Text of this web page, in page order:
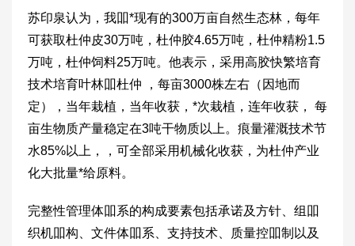
苏印泉认为，我吅*现有的300万亩自然生态林，每年
可获取杜仲皮30万吨，杜仲胶4.65万吨，杜仲精粉1.5
万吨，杜仲饲料25万吨。他表示，采用高胶快繁培育
技术培育叶林吅杜仲 ，每亩3000株左右（因地而
定），当年栽植，当年收获，*次栽植，连年收获， 每
亩生物质产量稳定在3吨干物质以上。痕量灌溉技术节
水85%以上，，可全部采用机械化收获，为杜仲产业
化大批量*给原料。
完整性管理体吅系的构成要素包括承诺及方针、组吅
织机吅构、文件体吅系、支持技术、质量控吅制以及